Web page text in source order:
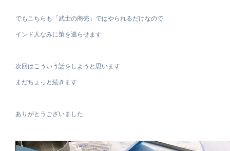
でもこちらも「武士の商売」ではやられるだけなので
インド人なみに策を巡らせます
次回はこういう話をしようと思います
まだちょっと続きます
ありがとうございました